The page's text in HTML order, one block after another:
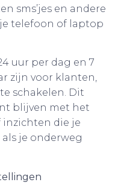
sms’jes en andere
telefoon of laptop
uur per dag en 7
zijn voor klanten,
schakelen. Dit
blijven met het
inzichten die je
je onderweg